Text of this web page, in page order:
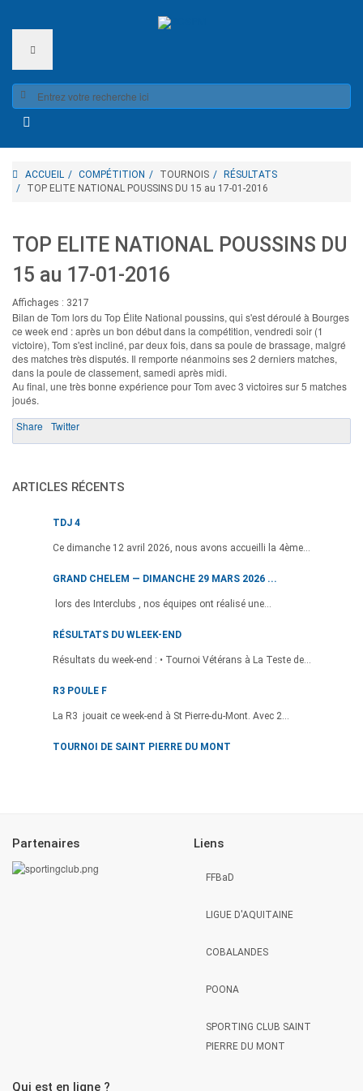
ACCUEIL COMPÉTITION TOURNOIS
RÉSULTATS
TOP ELITE NATIONAL POUSSINS DU 15 au 17-01-2016
TOP ELITE NATIONAL POUSSINS DU
15 au 17-01-2016
Affichages : 3217
Bilan de Tom lors du Top Élite National poussins, qui s'est déroulé à Bourges
ce week end : après un bon début dans la compétition, vendredi soir (1
victoire), Tom s'est incliné, par deux fois, dans sa poule de brassage, malgré
des matches très disputés. Il remporte néanmoins ses 2 derniers matches,
dans la poule de classement, samedi après midi.
Au final, une très bonne expérience pour Tom avec 3 victoires sur 5 matches
joués.
Share Twitter
ARTICLES RÉCENTS
TDJ 4
Ce dimanche 12 avril 2026, nous avons accueilli la 4ème...
GRAND CHELEM — DIMANCHE 29 MARS 2026 ...
lors des Interclubs , nos équipes ont réalisé une...
RÉSULTATS DU WLEEK-END
Résultats du week-end : • Tournoi Vétérans à La Teste de...
R3 POULE F
La R3 jouait ce week-end à St Pierre-du-Mont. Avec 2...
TOURNOI DE SAINT PIERRE DU MONT
Partenaires Liens
FFBaD
LIGUE D'AQUITAINE
COBALANDES
POONA
SPORTING CLUB SAINT
PIERRE DU MONT
Qui est en ligne ?